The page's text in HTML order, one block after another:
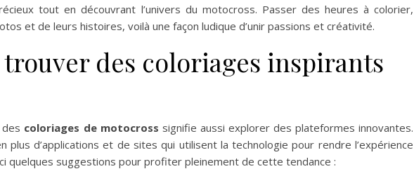
tout en découvrant l’univers du motocross. Passer des heures à colorier,
et de leurs histoires, voilà une façon ludique d’unir passions et créativité.
des coloriages inspirants
coloriages de motocross signifie aussi explorer des plateformes innovantes.
plus d’applications et de sites qui utilisent la technologie pour rendre l’expérience
quelques suggestions pour profiter pleinement de cette tendance :